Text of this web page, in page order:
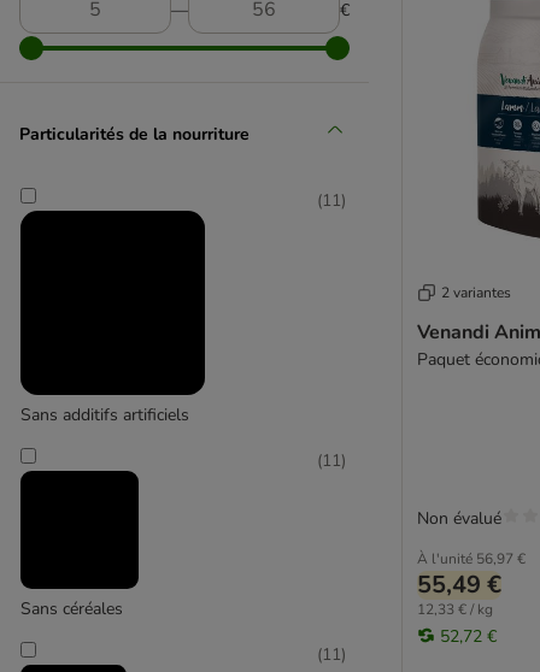
Applaws
Calibra
Encore
Farmina
Fokker
Forza 10
― €
Particularités de la nourriture
Sans additifs artificiels
(11)
Sans céréales
(11)
(11)
2 variantes
Venandi
Paquet
À l'unité 56,97 €
55,49 €
12,33 € / kg
52,72 €
Non évalué